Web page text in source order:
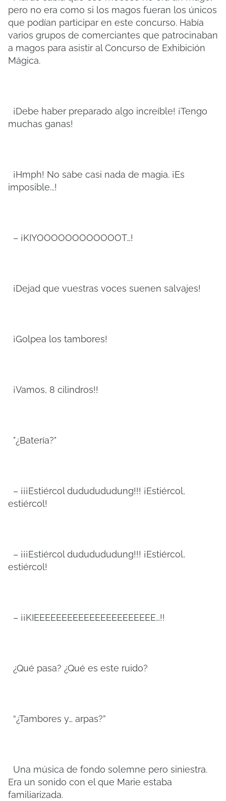
pero no era como si los magos fueran los únicos
que podían participar en este concurso. Había
varios grupos de comerciantes que patrocinaban
a magos para asistir al Concurso de Exhibición
Mágica.
¡Debe haber preparado algo increíble! ¡Tengo
muchas ganas!
¡Hmph! No sabe casi nada de magia. ¡Es
imposible...!
– ¡KIYOOOOOOOOOOOOT…!
¡Dejad que vuestras voces suenen salvajes!
¡Golpea los tambores!
¡Vamos, 8 cilindros!!
"¿Batería?"
– ¡¡¡Estiércol dududududung!!! ¡Estiércol,
estiércol!
– ¡¡¡Estiércol dududududung!!! ¡Estiércol,
estiércol!
– ¡¡KIEEEEEEEEEEEEEEEEEEEEEE…!!
¿Qué pasa? ¿Qué es este ruido?
“¿Tambores y… arpas?”
Una música de fondo solemne pero siniestra.
Era un sonido con el que Marie estaba
familiarizada.